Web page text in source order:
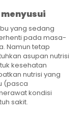
yang sedang
pada masa-
Namun tetap
asupan nutrisi
kesehatan
nutrisi yang
(pasca
kondisi
sakit.